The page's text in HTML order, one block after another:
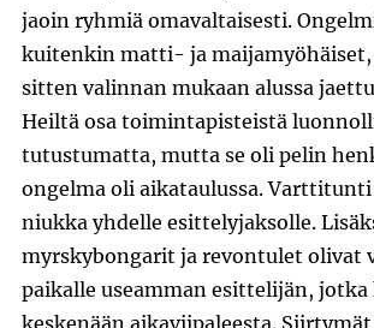
jaoin ryhmiä omavaltaisesti.
kuitenkin matti- ja
sitten valinnan mukaan alussa
Heiltä osa toimintapisteistä
tutustumatta, mutta se oli pelin
ongelma oli aikataulussa. Varttitunti
niukka yhdelle esittelyjaksolle.
myrskybongarit ja revontulet olivat
paikalle useamman esittelijän,
keskenään aikaviipaleesta.